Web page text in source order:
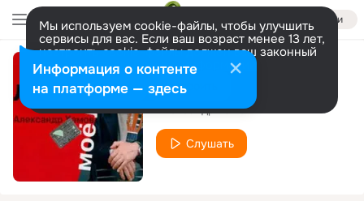
Войти
Мы используем cookie-файлы, чтобы улучшить
сервисы для вас. Если ваш возраст менее 13 лет,
настроить cookie-файлы должен ваш законный
представитель. Больше информации
Разрешить все Настроить
Ворон
Александр Хамов
Слушать
Информация о контенте
на платформе — здесь